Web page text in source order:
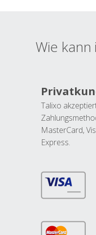
Wie kann
Talixo
MasterCard,
Express.